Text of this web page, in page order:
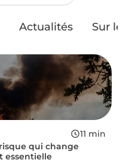
Actualités Sur le
qui change
essentielle
11 min